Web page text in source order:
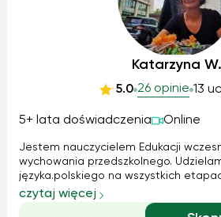
Katarzyna W.
5.0 26 opinie 13
5+ lata doświadczenia Online
Jestem nauczycielem Edukacji
wychowania przedszkolnego.
języka.polskiego na wszystkich
innych przedmiotów humanistycznych
Pomogę również studentom
czytaj więcej